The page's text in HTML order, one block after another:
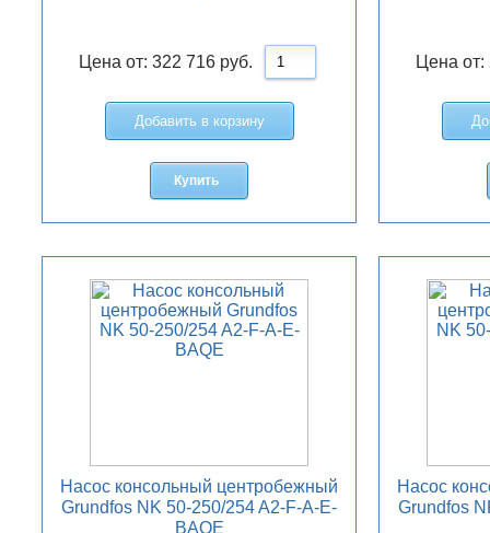
Цена от:322 716 руб.
Добавить в корзину
Купить
Цена от:
Насос консольный центробежный
Grundfos NK 50-250/254 A2-F-A-E-
BAQE
Насос
Grundfos